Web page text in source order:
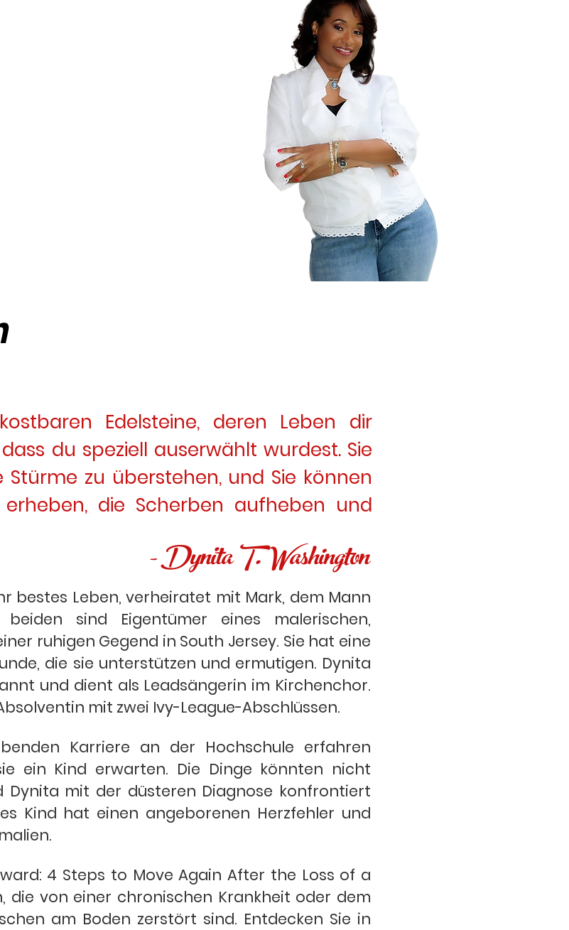
Edelsteine, deren Leben dir
du speziell auserwählt wurdest. Sie
zu überstehen, und Sie können
die Scherben aufheben und
- Dynita T. Washington
bestes Leben, verheiratet mit Mark, dem Mann
sind Eigentümer eines malerischen,
ruhigen Gegend in South Jersey. Sie hat eine
die sie unterstützen und ermutigen. Dynita
und dient als Leadsängerin im Kirchenchor.
mit zwei Ivy-League-Abschlüssen.
Karriere an der Hochschule erfahren
ein Kind erwarten. Die Dinge könnten nicht
Dynita mit der düsteren Diagnose konfrontiert
Kind hat einen angeborenen Herzfehler und
4 Steps to Move Again After the Loss of a
die von einer chronischen Krankheit oder dem
am Boden zerstört sind. Entdecken Sie in